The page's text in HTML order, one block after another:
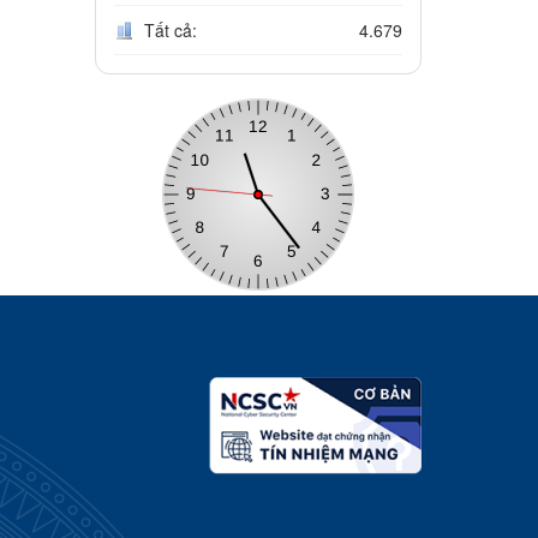
Tất cả: 4.679